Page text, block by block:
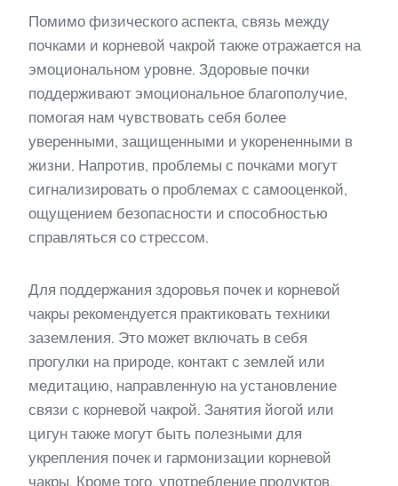
Помимо физического аспекта, связь между
почками и корневой чакрой также отражается на
эмоциональном уровне. Здоровые почки
поддерживают эмоциональное благополучие,
помогая нам чувствовать себя более
уверенными, защищенными и укорененными в
жизни. Напротив, проблемы с почками могут
сигнализировать о проблемах с самооценкой,
ощущением безопасности и способностью
справляться со стрессом.
Для поддержания здоровья почек и корневой
чакры рекомендуется практиковать техники
заземления. Это может включать в себя
прогулки на природе, контакт с землей или
медитацию, направленную на установление
связи с корневой чакрой. Занятия йогой или
цигун также могут быть полезными для
укрепления почек и гармонизации корневой
чакры. Кроме того, употребление продуктов,